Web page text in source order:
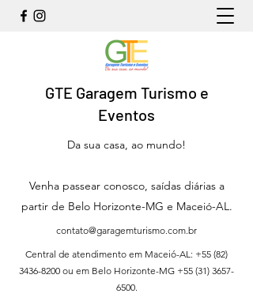
GTE Garagem Turismo e
Eventos
Da sua casa, ao mundo!
Venha passear conosco, saídas diárias a
partir de Belo Horizonte-MG e Maceió-AL.
contato@garagemturismo.com.br
Central de atendimento em Maceió-AL: +55 (82)
3436-8200 ou em Belo Horizonte-MG +55 (31) 3657-
6500.